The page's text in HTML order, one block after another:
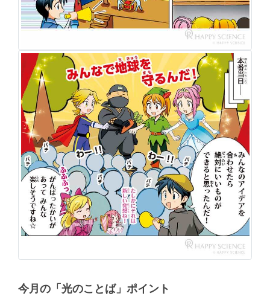
今月の「光のことば」ポイント